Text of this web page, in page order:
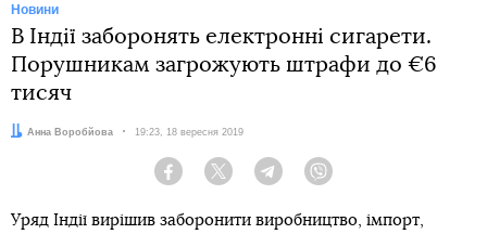
Новини
В Індії заборонять електронні сигарети.
Порушникам загрожують штрафи до €6
тисяч
Автор:
Анна Воробйова Дата:
19:23, 18 вересня 2019
Facebook Twitter Telegram
Уряд Індії вирішив заборонити виробництво, імпорт,